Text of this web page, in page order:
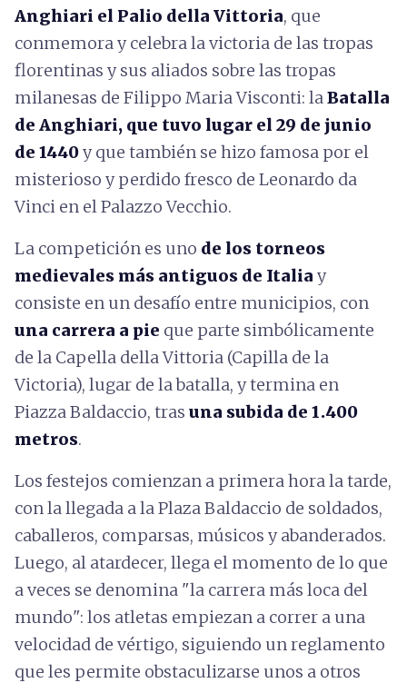
Anghiari el Palio della Vittoria, que
conmemora y celebra la victoria de las tropas
florentinas y sus aliados sobre las tropas
milanesas de Filippo Maria Visconti: laBatalla
de Anghiari, que tuvo lugar el 29 de junio
de 1440y que también se hizo famosa por el
misterioso y perdido fresco de Leonardo da
Vinci en el Palazzo Vecchio.
La competición es uno de los torneos
medievales más antiguos de Italia y
consiste en un desafío entre municipios, con
una carrera a pie que parte simbólicamente
de la Capella della Vittoria (Capilla de la
Victoria), lugar de la batalla, y termina en
Piazza Baldaccio, tras una subida de 1.400
metros.
Los festejos comienzan a primera hora la tarde,
con la llegada a la Plaza Baldaccio de soldados,
caballeros, comparsas, músicos y abanderados.
Luego, al atardecer, llega el momento de lo que
a veces se denomina "la carrera más loca del
mundo": los atletas empiezan a correr a una
velocidad de vértigo, siguiendo un reglamento
que les permite obstaculizarse unos a otros